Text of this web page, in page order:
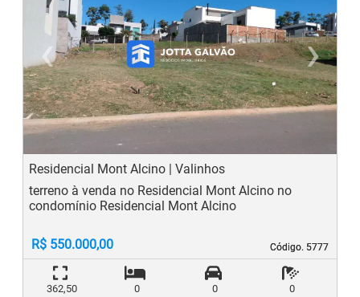
‹
Previous
›
Residencial Mont Alcino | Valinhos
Código. 5777
Código. 5777
terreno à venda no Residencial Mont Alcino no
condomínio Residencial Mont Alcino
R$ 550.000,00
362,50
0
0
0